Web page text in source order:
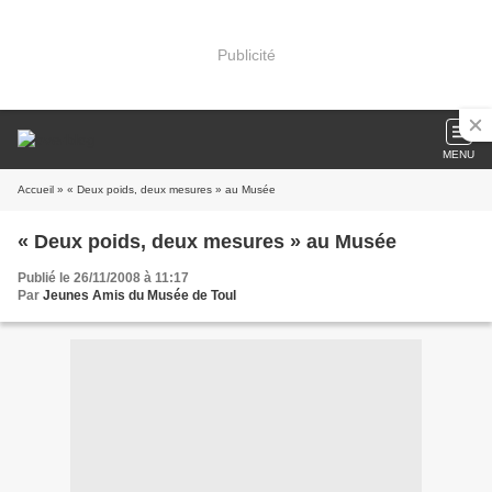
Publicité
MENU
Accueil » « Deux poids, deux mesures » au Musée
« Deux poids, deux mesures » au Musée
Publié le 26/11/2008 à 11:17
Par Jeunes Amis du Musée de Toul